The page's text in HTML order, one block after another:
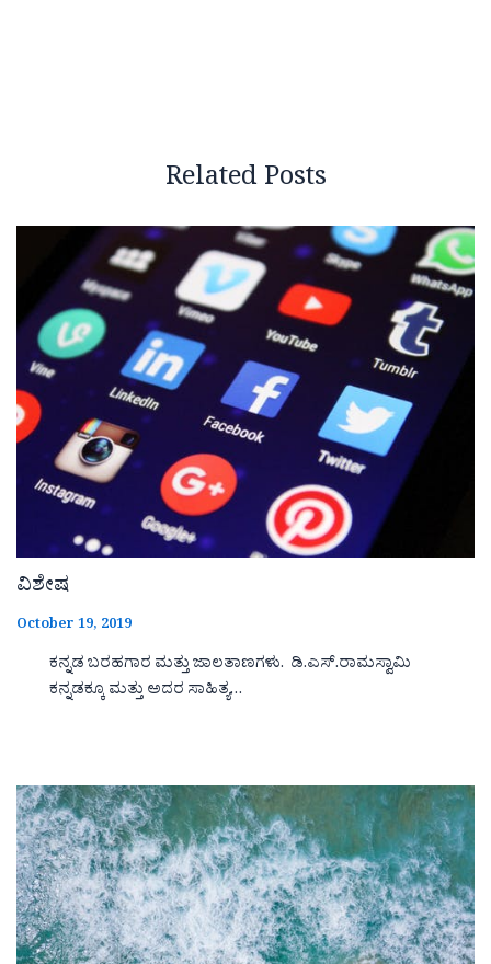
Related Posts
ವಿಶೇಷ
October 19, 2019
ಕನ್ನಡ ಬರಹಗಾರ ಮತ್ತು ಜಾಲತಾಣಗಳು. ಡಿ.ಎಸ್.ರಾಮಸ್ವಾಮಿ
ಕನ್ನಡಕ್ಕೂ ಮತ್ತು ಅದರ ಸಾಹಿತ್ಯ…